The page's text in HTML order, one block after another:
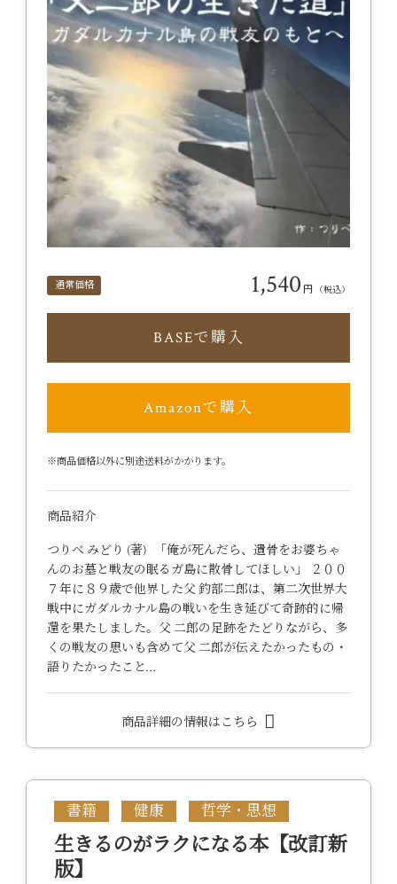
通常価格 1,540 円 （税込）
BASEで購入
Amazonで購入
※商品価格以外に別途送料がかかります。
商品紹介
つりべ みどり (著) 「俺が死んだら、遺骨をお婆ちゃ
んのお墓と戦友の眠るガ島に散骨してほしい」 ２００
７年に８９歳で他界した父 釣部二郎は、第二次世界大
戦中にガダルカナル島の戦いを生き延びて奇跡的に帰
還を果たしました。父 二郎の足跡をたどりながら、多
くの戦友の思いも含めて父 二郎が伝えたかったもの・
語りたかったこと…
商品詳細の情報はこちら
書籍 健康 哲学・思想
生きるのがラクになる本【改訂新
版】